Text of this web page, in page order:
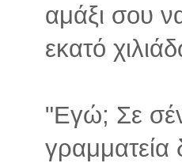
αμάξι σου
εκατό
"Εγώ; Σε
γραμματεία